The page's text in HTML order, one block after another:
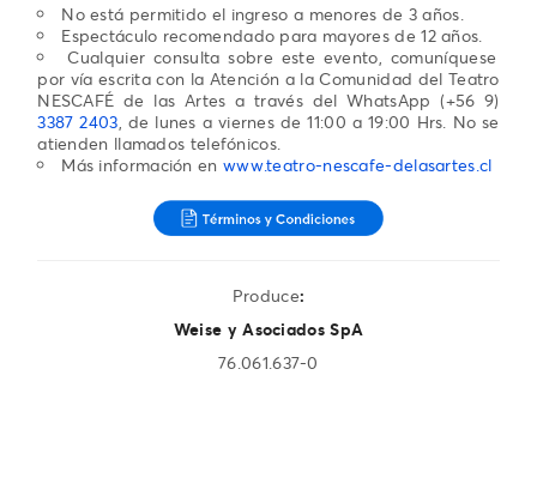
No está permitido el ingreso a menores de 3 años.
Espectáculo recomendado para mayores de 12 años.
Cualquier consulta sobre este evento, comuníquese
por vía escrita con la Atención a la Comunidad del Teatro
NESCAFÉ de las Artes a través del WhatsApp (+56 9)
3387 2403, de lunes a viernes de 11:00 a 19:00 Hrs. No se
atienden llamados telefónicos.
Más información en www.teatro-nescafe-delasartes.cl
Produce:
Weise y Asociados SpA
76.061.637-0